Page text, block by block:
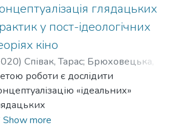
глядацьких
у пост-ідеологічних
кіно
) Співак, Тарас; Брюховецька,
роботи є дослідити
«ідеальних»
у теоріях кіно, які
Show more